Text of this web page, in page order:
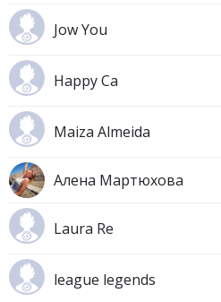
Jow You
Happy Ca
Maiza Almeida
Алена Мартюхова
Laura Re
league legends